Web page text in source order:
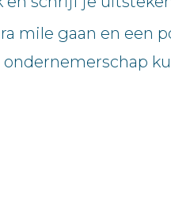
mile gaan en een